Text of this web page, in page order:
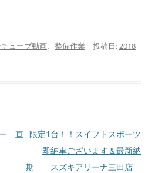
ューブ動画、 整備作業 | 投稿日:2018
直 限定1台！！スイフトスポーツ
即納車ございます＆最新納
期 スズキアリーナ三田店